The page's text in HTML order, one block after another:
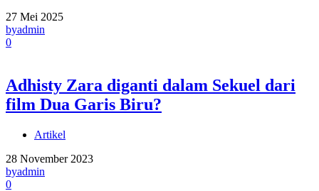
27 Mei 2025
byadmin
0
Adhisty Zara diganti dalam Sekuel dari
film Dua Garis Biru?
Artikel
28 November 2023
byadmin
0